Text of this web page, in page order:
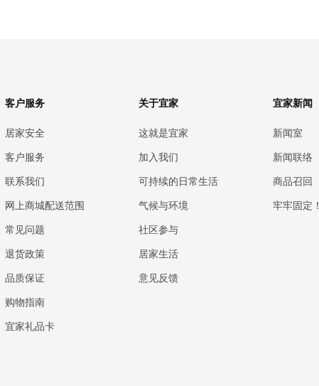
客户服务
居家安全
客户服务
联系我们
网上商城配送范围
常见问题
退货政策
品质保证
购物指南
宜家礼品卡
关于宜家
这就是宜家
加入我们
可持续的日常生活
气候与环境
社区参与
居家生活
意见反馈
宜家新闻
新闻室
新闻联络
商品召回
牢牢固定！